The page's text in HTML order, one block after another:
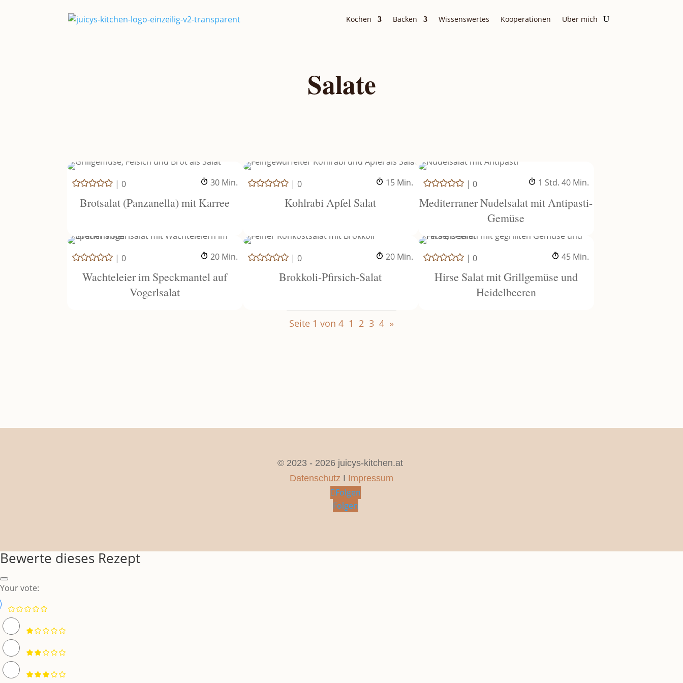
Kochen Backen Wissenswertes Kooperationen Über mich
Salate
| 0 30Minuten
Min.
Brotsalat (Panzanella) mit Karree
| 0 15Minuten
Min.
Kohlrabi Apfel Salat
|0 1 Stunde
Std. 40Minuten
Min.
Mediterraner Nudelsalat mit Antipasti-
Gemüse
| 0 20Minuten
Min.
Wachteleier im Speckmantel auf
Vogerlsalat
| 0 20Minuten
Min.
Brokkoli-Pfirsich-Salat
|0 45Minuten
Min.
Hirse Salat mit Grillgemüse und
Heidelbeeren
Seite 1 von 4 1 2 3 4 »
© 2023 - 2026 juicys-kitchen.at
Datenschutz I Impressum
Folgen
Folgen
Bewerte dieses Rezept
Your vote: